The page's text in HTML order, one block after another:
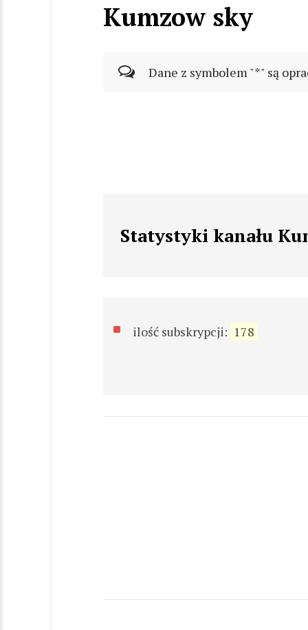
Kumzow sky
Dane z symbolem "*" są
Statystyki kanału
ilość subskrypcji: 178